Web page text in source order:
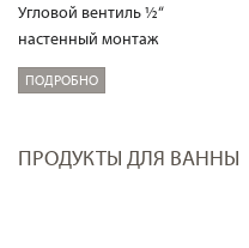
Угловой вентиль ½“
настенный монтаж
ПОДРОБНО
ПРОДУКТЫ ДЛЯ ВАННЫ